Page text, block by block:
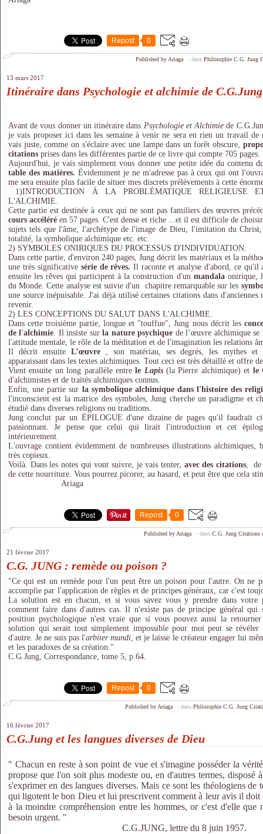
Repost 0
Published by Ariaga - dans Philosophie C.G. Jung
13 mars 2017
Itinéraire dans Psychologie et alchimie de C.G.Jung
Avant de vous donner un itinéraire dans Psychologie et Alchimie de
je vais proposer ici dans les semaine à venir ne sera en rien un travail de
vais juste, comme on s'éclaire avec une lampe dans un forêt obscure,
citations prises dans les différentes partie de ce livre qui compte 705 pages.
Aujourd'hui, je vais simplement vous donner une petite idée du contenu
table des matières. Évidemment je ne m'adresse pas à ceux qui ont
me sera ensuite plus facile de situer mes discrets prélèvements à cette
1)INTRODUCTION À LA PROBLÉMATIQUE RELIGIEUSE
L'ALCHIMIE.
Cette partie est destinée à ceux qui ne sont pas familiers des œuvres
cours accéléré en 57 pages. C'est dense et riche ...et il est difficile de
sujets tels que l'âme, l'archétype de l'image de Dieu, l'imitation du
totalité, la symbolique alchimique etc. etc.
2) SYMBOLES ONIRIQUES DU PROCESSUS D'INDIVIDUATION.
Dans cette partie, d'environ 240 pages, Jung décrit les matériaux et la
une très significativesérie de rêves. Il raconte et analyse d'abord, ce qu'il
ensuite les rêves qui participent à la construction d'un mandalaonirique,
du Monde. Cette analyse est suivie d'un chapitre remarquable sur les
une source inépuisable. J'ai déjà utilisé certaines citations dans
revenir.
2) LES CONCEPTIONS DU SALUT DANS L'ALCHIMIE.
Dans cette troisième partie, longue et "touffue", Jung nous décrit les
de l'alchimie. Il insiste surla nature psychique de l’œuvre alchimique se
l'attitude mentale, le rôle de la méditation et de l'imagination les relations
Il décrit ensuite L’œuvre, son matériau, ses degrés, les mythes et
apparaissant dans les textes alchimiques. Tout ceci est très détaillé et offre
Vient ensuite un long parallèle entrele Lapis(la Pierre alchimique) et le
d'alchimistes et de traités alchimiques connus.
Enfin, une partie sur la symbolique alchimique dans l'histoire des
l'inconscient est la matrice des symboles, Jung cherche un paradigme et
étudié dans diverses religions ou traditions.
Jung conclut par un ÉPILOGUE d'une dizaine de pages qu'il faudrait
passionnant. Je pense que celui qui lirait l'introduction et cet
intérieurement.
L'ouvrage contient évidemment de nombreuses illustrations
très copieux.
Voilà. Dans les notes qui vont suivre, je vais tenter, avec des citations, de
de cette nourriture. Vous pourrez picorer, au hasard, et peut être que cela
Ariaga
Repost 0
Published by Ariaga - dans C.G. Jung Citations
21 février 2017
C.G. JUNG : remède ou poison ?
"Ce qui est un remède pour l'un peut être un poison pour l'autre. On ne
accomplie par l'application de règles et de principes généraux, car c'est
La solution est en chacun, et si vous savez vous y prendre dans votre
comment faire dans d'autres cas. Il n'existe pas de principe général qui
position psychologique n'est vraie que si vous pouvez aussi la
solution qui serait tout simplement impossible pour moi peut se
d'autre. Je ne suis pas l'arbiter mundi, et je laisse le créateur engager lui
et les paradoxes de sa création."
C.G.Jung, Correspondance, tome 5, p.64.
Repost 0
Published by Ariaga - dans Philosophie C.G. Jung
16 février 2017
C.G.Jung et les langues diverses de Dieu
" Chacun en reste à son point de vue et s'imagine posséder la
propose que l'on soit plus modeste ou, en d'autres termes, disposé
s'exprimer en des langues diverses. Mais ce sont les théologiens de
qui ligotent le bon Dieu et lui prescrivent comment à leur avis il doit
à la moindre compréhension entre les hommes, or c'est d'elle que
besoin urgent. "
C.G.JUNG, lettre du 8 juin 1957.